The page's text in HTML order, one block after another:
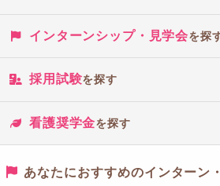
インターンシップ・見学会を探
採用試験を探す
看護奨学金を探す
あなたにおすすめのインターン